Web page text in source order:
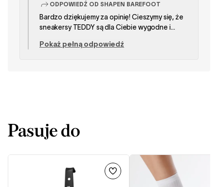
ODPOWIEDŹ OD SHAPEN BAREFOOT
Bardzo dziękujemy za opinię! Cieszymy się, że
sneakersy TEDDY są dla Ciebie wygodne i
służyć i sprawią Ci wiele radości! Zespół
Pokaż pełną odpowiedź
Pasuje do